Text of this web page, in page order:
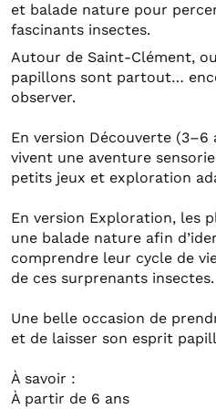
et balade nature pour
fascinants insectes.
Autour de Saint-Clément,
papillons sont partout…
observer.
En version Découverte
vivent une aventure
petits jeux et exploration
En version Exploration, les
une balade nature afin
comprendre leur cycle de
de ces surprenants insectes.
Une belle occasion de
et de laisser son esprit
À savoir :
À partir de 6 ans